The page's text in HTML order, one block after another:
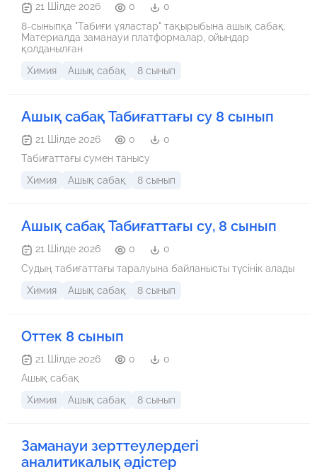
21 Шілде 2026 0
0
8-сыныпқа "Табиғи ұяластар" тақырыбына ашық сабақ.
Материалда заманауи платформалар, ойындар
қолданылған
Химия
Ашық сабақ 8 сынып
Ашық сабақ Табиғаттағы су 8 сынып
21 Шілде 2026 0
0
Табиғаттағы сумен танысу
Химия
Ашық сабақ 8 сынып
Ашық сабақ Табиғаттағы су, 8 сынып
21 Шілде 2026 0
0
Судың табиғаттағы таралуына байланысты түсінік алады
Химия
Ашық сабақ 8 сынып
Оттек 8 сынып
21 Шілде 2026 0
0
Ашық сабақ
Химия
Ашық сабақ 8 сынып
Заманауи зерттеулердегі
аналитикалық әдістер